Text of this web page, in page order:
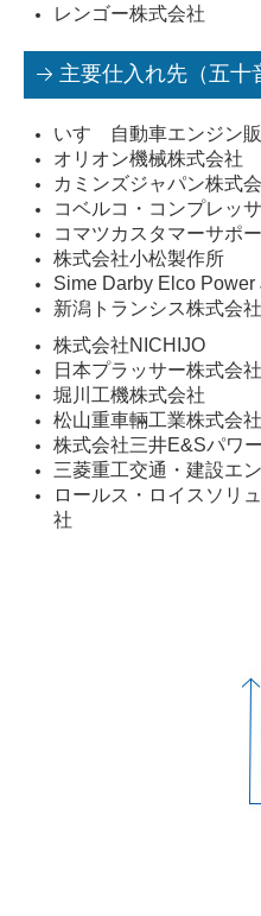
レンゴー株式会社
主要仕入れ先（五十
いすゞ自動車エンジン
オリオン機械株式会社
カミンズジャパン株式
コベルコ・コンプレッ
コマツカスタマーサポ
株式会社小松製作所
Sime Darby Elco Power
新潟トランシス株式会社
株式会社NICHIJO
日本プラッサー株式会社
堀川工機株式会社
松山重車輛工業株式会社
株式会社三井E&Sパワ
三菱重工交通・ 建設エ
ロールス・ロイスソリ
社